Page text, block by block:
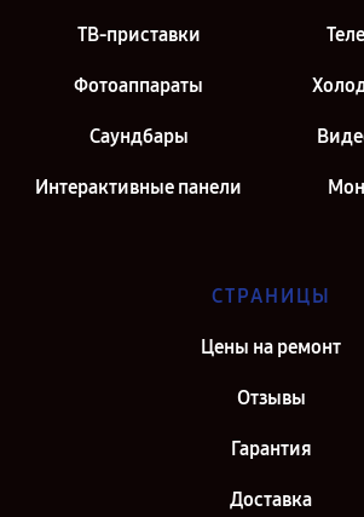
ТВ-приставки
Фотоаппараты
Саундбары
Интерактивные панели
СТРАНИЦЫ
Цены на ремонт
Отзывы
Гарантия
Доставка